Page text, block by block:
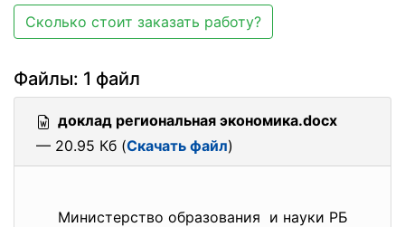
Сколько стоит заказать работу?
Файлы: 1 файл
доклад региональная экономика.docx
— 20.95 Кб (Скачать файл)
Министерство образования и науки РБ